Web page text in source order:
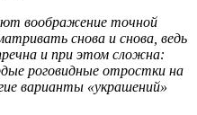
воображение точной
снова и снова, ведь
и при этом сложна:
роговидные отростки на
варианты «украшений»